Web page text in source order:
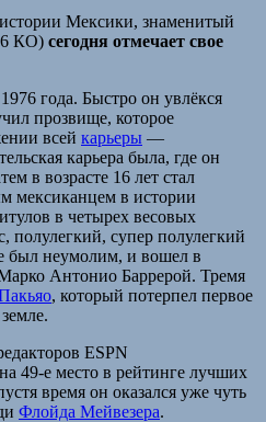
Мексики, знаменитый
КО) сегодня отмечает свое
года. Быстро он увлёкся
прозвище, которое
всей карьеры —
карьера была, где он
в возрасте 16 лет стал
мексиканцем в истории
в четырех весовых
полулегкий, супер полулегкий
был неумолим, и вошел в
Антонио Баррерой. Тремя
, который потерпел первое
ESPN
49-е место в рейтинге лучших
время он оказался уже чуть
Флойда Мейвезера.